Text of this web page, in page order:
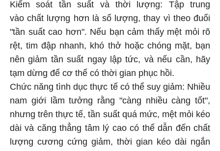
Kiểm soát tần suất và thời lượng: Tập trung
vào chất lượng hơn là số lượng, thay vì theo đuổi
"tần suất cao hơn". Nếu bạn cảm thấy mệt mỏi rõ
rệt, tim đập nhanh, khó thở hoặc chóng mặt, bạn
nên giảm tần suất ngay lập tức, và nếu cần, hãy
tạm dừng để cơ thể có thời gian phục hồi.
Chức năng tình dục thực tế có thể suy giảm: Nhiều
nam giới lầm tưởng rằng "càng nhiều càng tốt",
nhưng trên thực tế, tần suất quá mức, mệt mỏi kéo
dài và căng thẳng tâm lý cao có thể dẫn đến chất
lượng cương cứng giảm, thời gian kéo dài ngắn